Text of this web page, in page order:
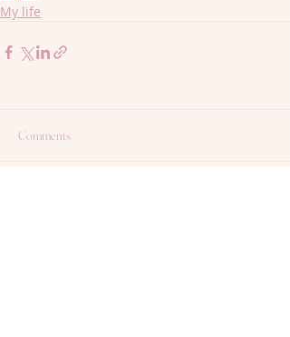
My life
Comments